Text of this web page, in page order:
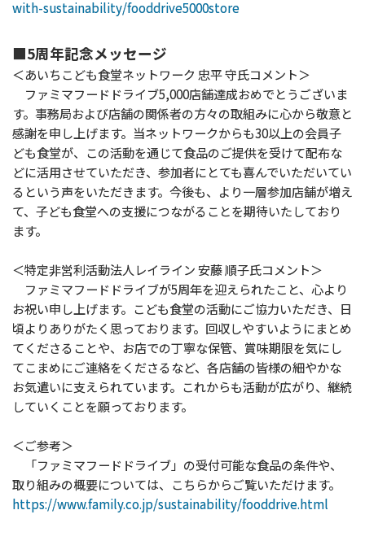
with-sustainability/fooddrive5000store
■5周年記念メッセージ
＜あいちこども食堂ネットワーク 忠平 守氏コメント＞
ファミマフードドライブ5,000店舗達成おめでとうございま
す。事務局および店舗の関係者の方々の取組みに心から敬意と
感謝を申し上げます。当ネットワークからも30以上の会員子
ども食堂が、この活動を通じて食品のご提供を受けて配布な
どに活用させていただき、参加者にとても喜んでいただいてい
るという声をいただきます。今後も、より一層参加店舗が増え
て、子ども食堂への支援につながることを期待いたしており
ます。
＜特定非営利活動法人レイライン 安藤 順子氏コメント＞
ファミマフードドライブが5周年を迎えられたこと、心より
お祝い申し上げます。こども食堂の活動にご協力いただき、日
頃よりありがたく思っております。回収しやすいようにまとめ
てくださることや、お店での丁寧な保管、賞味期限を気にし
てこまめにご連絡をくださるなど、各店舗の皆様の細やかな
お気遣いに支えられています。これからも活動が広がり、継続
していくことを願っております。
＜ご参考＞
「ファミマフードドライブ」の受付可能な食品の条件や、
取り組みの概要については、こちらからご覧いただけます。
https://www.family.co.jp/sustainability/fooddrive.html